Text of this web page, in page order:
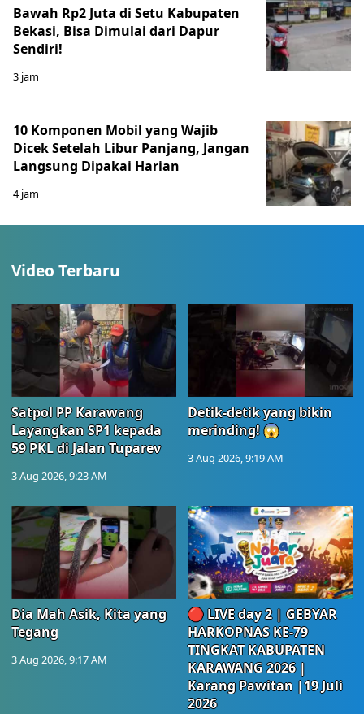
Bawah Rp2 Juta di Setu Kabupaten
Bekasi, Bisa Dimulai dari Dapur
Sendiri!
3 jam
10 Komponen Mobil yang Wajib
Dicek Setelah Libur Panjang, Jangan
Langsung Dipakai Harian
4 jam
Video Terbaru
Satpol PP Karawang
Layangkan SP1 kepada
59 PKL di Jalan Tuparev
3 Aug 2026, 9:23 AM
Detik-detik yang bikin
merinding! 😱
3 Aug 2026, 9:19 AM
Dia Mah Asik, Kita yang
Tegang
3 Aug 2026, 9:17 AM
🔴 LIVE day 2 | GEBYAR
HARKOPNAS KE-79
TINGKAT KABUPATEN
KARAWANG 2026 |
Karang Pawitan |19 Juli
2026